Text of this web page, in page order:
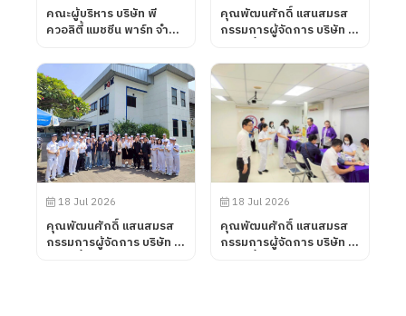
คณะผู้บริหาร บริษัท พี
ควอลิตี้ แมชชีน พาร์ท จำกัด
วิทยาลัยการอาชีพโนน
ดินแดง จังหวัดบุรีรัมย์ เข้า
นิเทศการฝึกอาชีพของ
นักศึกษา เมื่อวันที่ 7
สิงหาคม 2569
คุณพัฒนศักดิ์ แสนสมรส
กรรมการผู้จัดการ บริษัท พี
ได้ต้อนรับลูกค้าจาก บริษัท
UNIVANCE
CORPORATION โดยทาง
บริษัท พี ควอลิตี้ แมชชีน
พาร์ท จำกัด ได้นำเสนอ
ผลิตภัณฑ์ต่าง ๆ รวมถึง
การเข้าเยี่ยมชมกระบวนการ
ผลิตในส่วนของโรงงาน และ
ห้องปฏิบัติการทดสอบ เมื่อ
วันที่ 31 กรกฎาคม 2569
18 Jul 2026
คุณพัฒนศักดิ์ แสนสมรส
กรรมการผู้จัดการ บริษัท พี
18 Jul 2026
คุณพัฒนศักดิ์ แสนสมรส
กรรมการผู้จัดการ บริษัท พี